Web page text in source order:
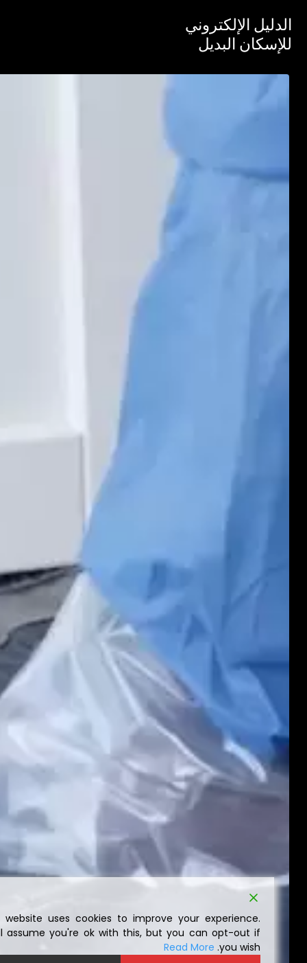
الإلكتروني
البديل
This website uses cookies to improve your experience.
We'll assume you're ok with this, but you can opt-out if
you wish.
Read More